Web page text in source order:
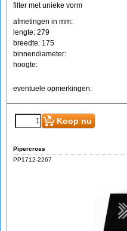
filter met unieke vorm
afmetingen in mm:
lengte: 279
breedte: 175
binnendiameter:
hoogte:
eventuele opmerkingen:
Koop nu
Pipercross
PP1712-2267